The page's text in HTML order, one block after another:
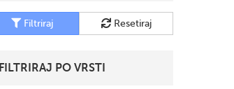
Filtriraj Resetiraj
FILTRIRAJ PO VRSTI